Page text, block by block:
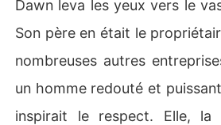
Dawn leva les yeux vers le
Son père en était le
nombreuses autres
un homme redouté et
inspirait le respect. Elle, la